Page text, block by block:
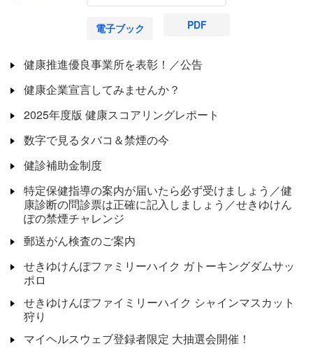
電子ブック PDF
健康推進優良事業所を表彰！／公告
健康企業宣言してみませんか？
2025年度版 健康スコアリングレポート
数字で見るタバコ＆禁煙の今
健診補助金制度
特定保健指導の案内が届いたら必ず受けましょう／健
康診断の問診票は正確に記入しましょう／せきゆけん
ぽの禁煙チャレンジ
郵送がん検査のご案内
せきゆけんぽファミリーハイク ガトーキングダムサッ
ポロ
せきゆけんぽファイミリーハイク シャインマスカット
狩り
マイヘルスウェブ登録者限定 大抽選会開催！